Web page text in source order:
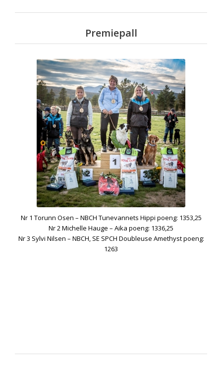
Premiepall
Nr 1 Torunn Osen – NBCH Tunevannets Hippi poeng: 1353,25
Nr 2 Michelle Hauge – Aika poeng: 1336,25
Nr 3 Sylvi Nilsen – NBCH, SE SPCH Doubleuse Amethyst poeng:
1263